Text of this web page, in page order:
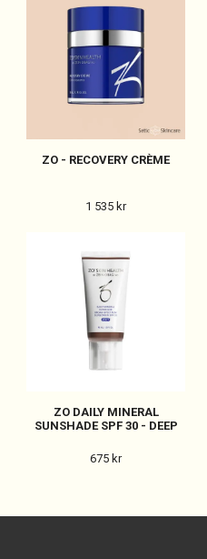
ZO - RECOVERY CRÈME
1 535 kr
ZO DAILY MINERAL
SUNSHADE SPF 30 - DEEP
675 kr